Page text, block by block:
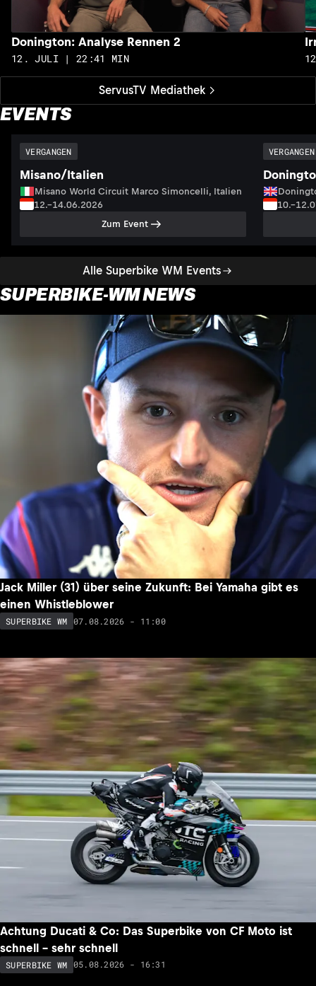
ServusTV Mediathek
Donington: Analyse Rennen 2
12. JULI | 22:41 MIN
EVENTS
Alle Superbike WM Events
VERGANGEN
Misano/Italien
Misano World Circuit Marco Simoncelli, Italien
12.–14.06.2026
Zum Event
VERGANGEN
SUPERBIKE-WM NEWS
Jack Miller (31) über seine Zukunft: Bei Yamaha gibt es
einen Whistleblower
SUPERBIKE WM 07.08.2026 - 11:00
Achtung Ducati & Co: Das Superbike von CF Moto ist
schnell – sehr schnell
SUPERBIKE WM 05.08.2026 - 16:31